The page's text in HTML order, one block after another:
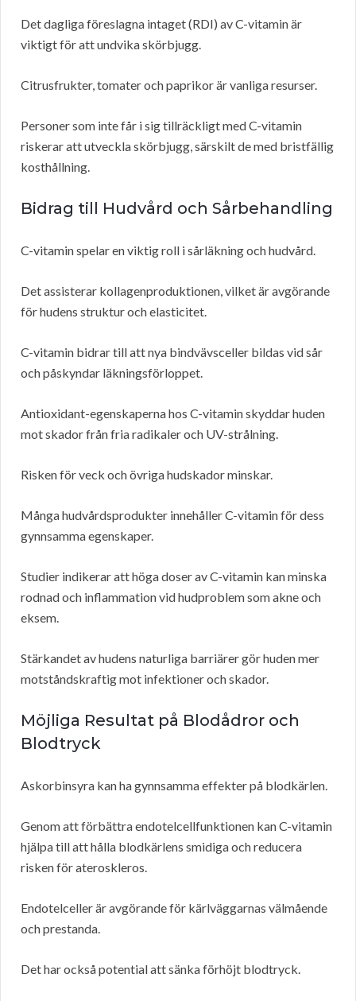
Det dagliga föreslagna intaget (RDI) av C-vitamin är
viktigt för att undvika skörbjugg.
Citrusfrukter, tomater och paprikor är vanliga resurser.
Personer som inte får i sig tillräckligt med C-vitamin
riskerar att utveckla skörbjugg, särskilt de med bristfällig
kosthållning.
Bidrag till Hudvård och Sårbehandling
C-vitamin spelar en viktig roll i sårläkning och hudvård.
Det assisterar kollagenproduktionen, vilket är avgörande
för hudens struktur och elasticitet.
C-vitamin bidrar till att nya bindvävsceller bildas vid sår
och påskyndar läkningsförloppet.
Antioxidant-egenskaperna hos C-vitamin skyddar huden
mot skador från fria radikaler och UV-strålning.
Risken för veck och övriga hudskador minskar.
Många hudvårdsprodukter innehåller C-vitamin för dess
gynnsamma egenskaper.
Studier indikerar att höga doser av C-vitamin kan minska
rodnad och inflammation vid hudproblem som akne och
eksem.
Stärkandet av hudens naturliga barriärer gör huden mer
motståndskraftig mot infektioner och skador.
Möjliga Resultat på Blodådror och
Blodtryck
Askorbinsyra kan ha gynnsamma effekter på blodkärlen.
Genom att förbättra endotelcellfunktionen kan C-vitamin
hjälpa till att hålla blodkärlens smidiga och reducera
risken för ateroskleros.
Endotelceller är avgörande för kärlväggarnas välmående
och prestanda.
Det har också potential att sänka förhöjt blodtryck.